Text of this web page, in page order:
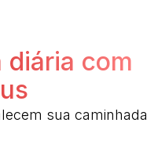
diária com
sua caminhada